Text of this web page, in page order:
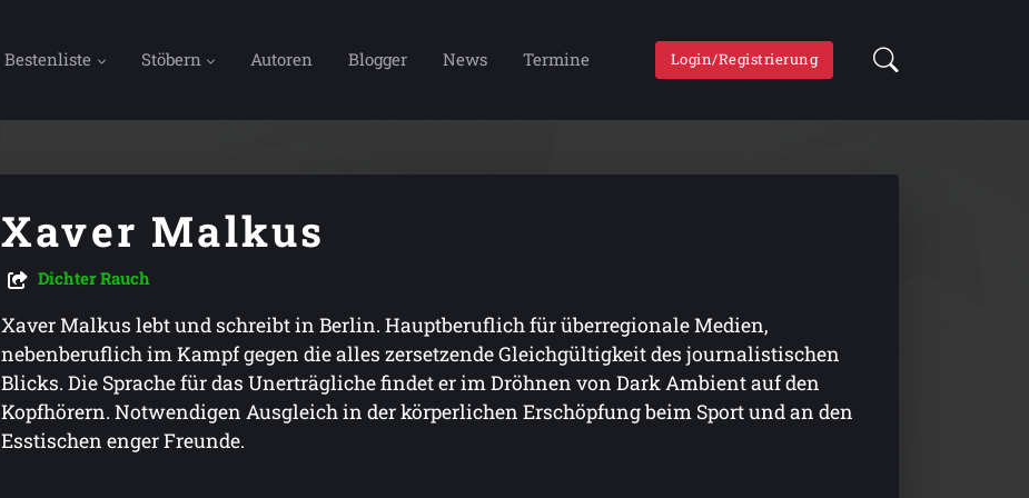
Bestenliste Stöbern Autoren Blogger News Termine Login/Registrierung
Xaver Malkus
Dichter Rauch
Xaver Malkus lebt und schreibt in Berlin. Hauptberuflich für überregionale Medien,
nebenberuflich im Kampf gegen die alles zersetzende Gleichgültigkeit des journalistischen
Blicks. Die Sprache für das Unerträgliche findet er im Dröhnen von Dark Ambient auf den
Kopfhörern. Notwendigen Ausgleich in der körperlichen Erschöpfung beim Sport und an den
Esstischen enger Freunde.